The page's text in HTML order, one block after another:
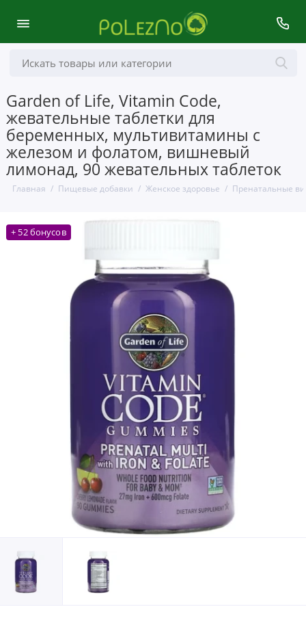
Garden of Life, Vitamin Code,
жевательные таблетки для
беременных, мультивитамины с
железом и фолатом, вишневый
лимонад, 90 жевательных таблеток
Главная Пищевые добавки Женское здоровье Пренатальные
+ 52 бонусов